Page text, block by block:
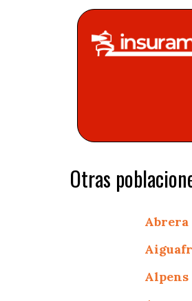
Otras
Abrera
Alpens